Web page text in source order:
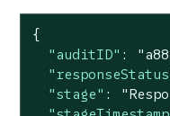
{
"auditID" :
"stage" :